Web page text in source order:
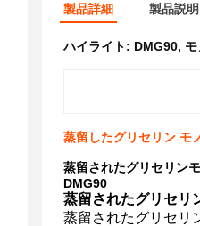
製品詳細 製品説明
ハイライト: DMG90,
蒸留したグリセリン モ
蒸留されたグリセリン
DMG90
蒸留されたグリセリ
蒸留されたグリセリ